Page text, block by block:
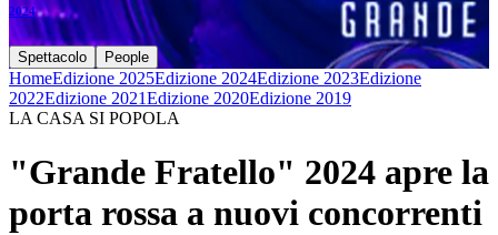
2024
Spettacolo People
HomeEdizione 2025Edizione 2024Edizione 2023Edizione
2022Edizione 2021Edizione 2020Edizione 2019
LA CASA SI POPOLA
"Grande Fratello" 2024 apre la
porta rossa a nuovi concorrenti